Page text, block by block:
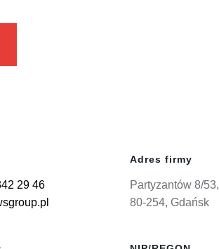
29 46
Adres firmy
Partyzantów 8/53,
80-254, Gdańsk